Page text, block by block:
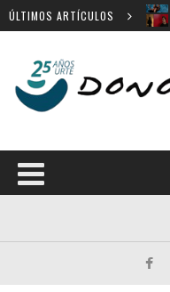
ÚLTIMOS ARTÍCULOS